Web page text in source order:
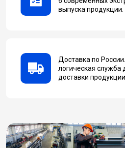
выпуска продукции.
Доставка по
логическая служба
доставки